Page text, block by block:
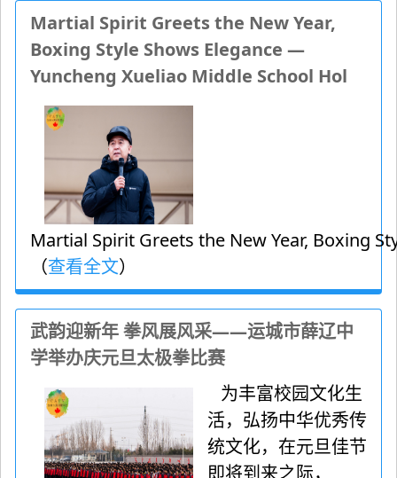
Martial Spirit Greets the New Year,
Boxing Style Shows Elegance —
Yuncheng Xueliao Middle School Hol
Martial Spirit Greets the New Year, Boxing
（查看全文）
武韵迎新年 拳风展风采——运城市薛辽中
学举办庆元旦太极拳比赛
为丰富校园文化生
活，弘扬中华优秀传
统文化，在元旦佳节